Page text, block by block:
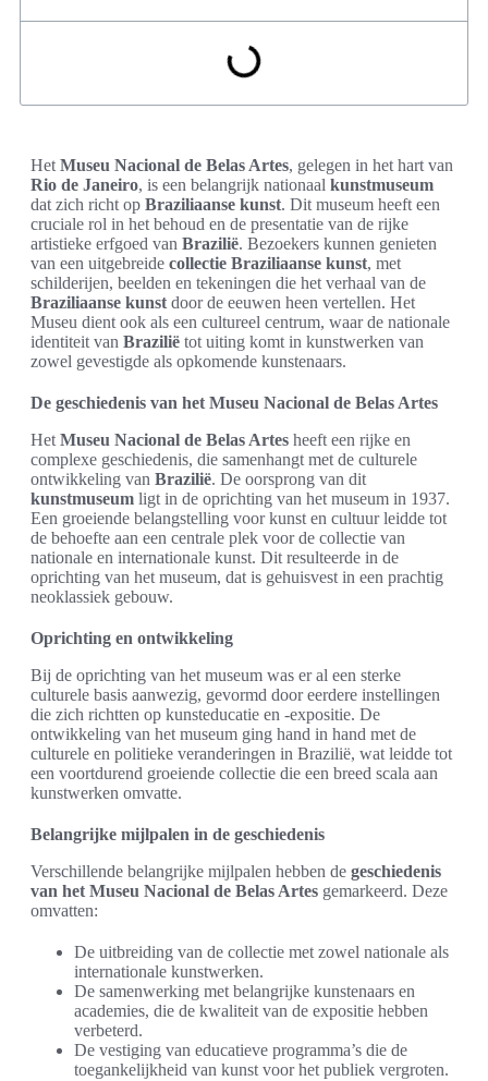
Het Museu Nacional de Belas Artes, gelegen in het hart van
Rio de Janeiro, is een belangrijk nationaal kunstmuseum
dat zich richt op Braziliaanse kunst. Dit museum heeft een
cruciale rol in het behoud en de presentatie van de rijke
artistieke erfgoed van Brazilië. Bezoekers kunnen genieten
van een uitgebreide collectie Braziliaanse kunst, met
schilderijen, beelden en tekeningen die het verhaal van de
Braziliaanse kunst door de eeuwen heen vertellen. Het
Museu dient ook als een cultureel centrum, waar de nationale
identiteit van Brazilië tot uiting komt in kunstwerken van
zowel gevestigde als opkomende kunstenaars.
De geschiedenis van het Museu Nacional de Belas Artes
Het Museu Nacional de Belas Artes heeft een rijke en
complexe geschiedenis, die samenhangt met de culturele
ontwikkeling van Brazilië. De oorsprong van dit
kunstmuseum ligt in de oprichting van het museum in 1937.
Een groeiende belangstelling voor kunst en cultuur leidde tot
de behoefte aan een centrale plek voor de collectie van
nationale en internationale kunst. Dit resulteerde in de
oprichting van het museum, dat is gehuisvest in een prachtig
neoklassiek gebouw.
Oprichting en ontwikkeling
Bij de oprichting van het museum was er al een sterke
culturele basis aanwezig, gevormd door eerdere instellingen
die zich richtten op kunsteducatie en -expositie. De
ontwikkeling van het museum ging hand in hand met de
culturele en politieke veranderingen in Brazilië, wat leidde tot
een voortdurend groeiende collectie die een breed scala aan
kunstwerken omvatte.
Belangrijke mijlpalen in de geschiedenis
Verschillende belangrijke mijlpalen hebben de geschiedenis
van het Museu Nacional de Belas Artes gemarkeerd. Deze
omvatten:
De uitbreiding van de collectie met zowel nationale als
internationale kunstwerken.
De samenwerking met belangrijke kunstenaars en
academies, die de kwaliteit van de expositie hebben
verbeterd.
De vestiging van educatieve programma’s die de
toegankelijkheid van kunst voor het publiek vergroten.